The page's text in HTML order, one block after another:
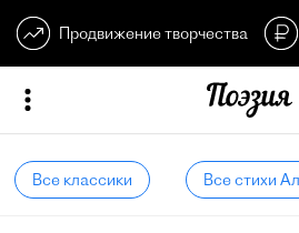
Продвижение творчества
Все классики Все стихи